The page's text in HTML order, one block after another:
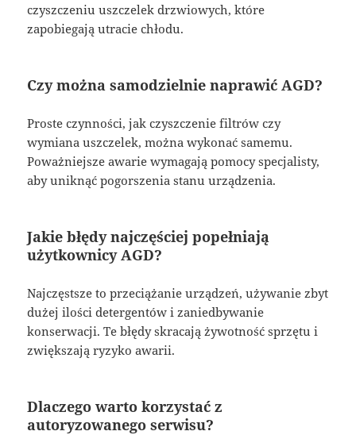
czyszczeniu uszczelek drzwiowych, które
zapobiegają utracie chłodu.
Czy można samodzielnie naprawić AGD?
Proste czynności, jak czyszczenie filtrów czy
wymiana uszczelek, można wykonać samemu.
Poważniejsze awarie wymagają pomocy specjalisty,
aby uniknąć pogorszenia stanu urządzenia.
Jakie błędy najczęściej popełniają
użytkownicy AGD?
Najczęstsze to przeciążanie urządzeń, używanie zbyt
dużej ilości detergentów i zaniedbywanie
konserwacji. Te błędy skracają żywotność sprzętu i
zwiększają ryzyko awarii.
Dlaczego warto korzystać z
autoryzowanego serwisu?